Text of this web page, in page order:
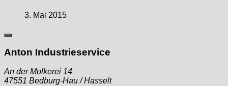
3. Mai 2015
Anton Industrieservice
An der Molkerei 14
47551 Bedburg-Hau / Hasselt